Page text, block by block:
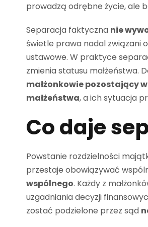
prowadzą odrębne życie, ale
Separacja faktyczna nie
świetle prawa nadal związani
ustawowe. W praktyce
zmienia statusu małżeństwa.
małżonkowie pozostający
małżeństwa, a ich sytuacja
Co daje
Powstanie rozdzielności
przestaje obowiązywać
wspólnego. Każdy z
uzgadniania decyzji
zostać podzielone przez sąd